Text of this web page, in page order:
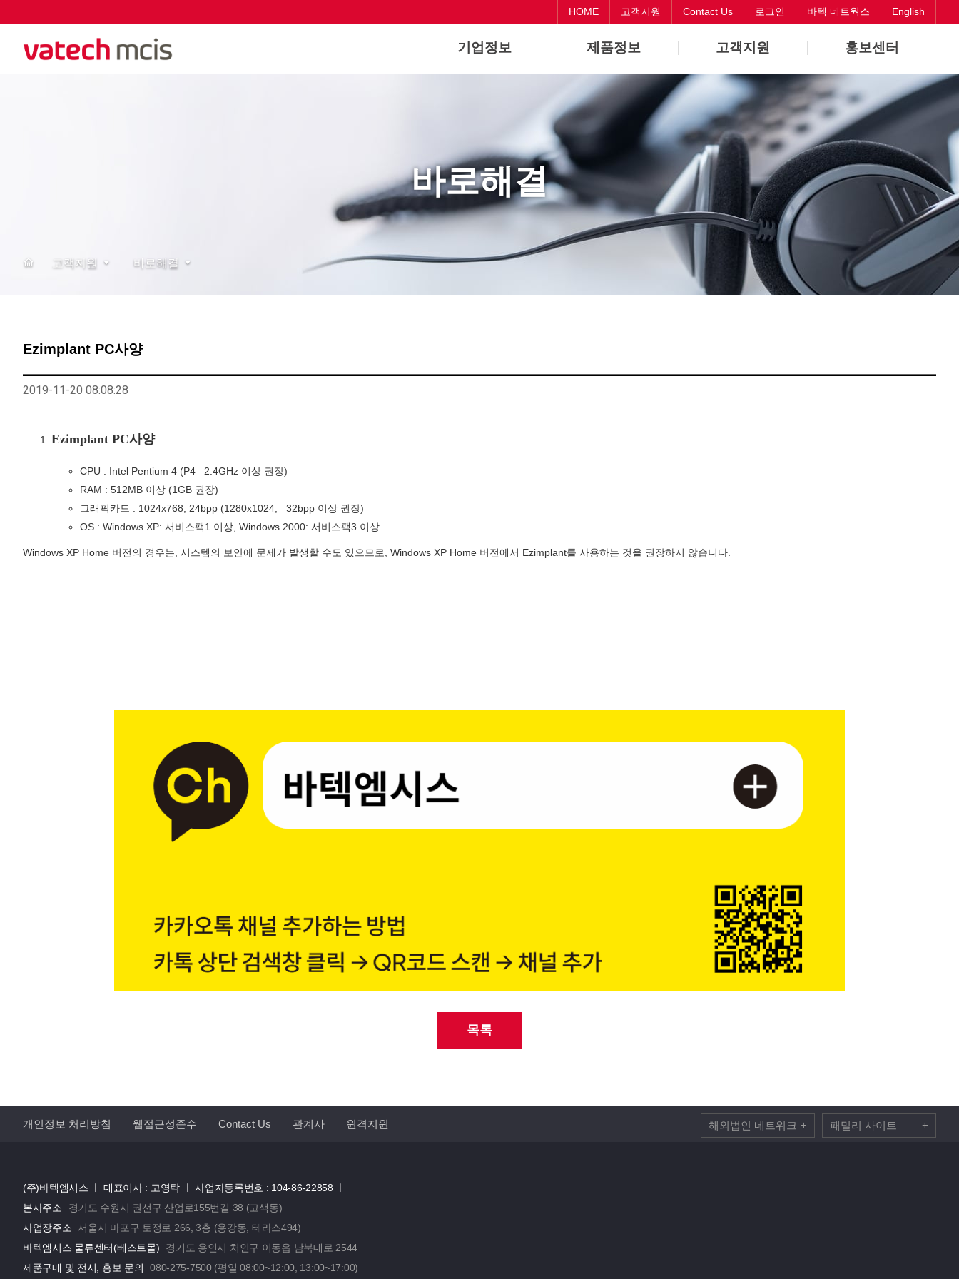
HOME 고객지원 Contact Us 로그인 바텍 네트웍스 English
기업정보
기업연혁
제품정보
Dental
Medical
고객지원
바로해결
원격지원
Contact Us
홍보센터
오시는길
바로해결
고객지원 바로해결
Ezimplant PC사양
2019-11-20 08:08:28
Ezimplant PC사양
CPU : Intel Pentium 4 (P4 2.4GHz 이상 권장)
RAM : 512MB 이상 (1GB 권장)
그래픽카드 : 1024x768, 24bpp (1280x1024, 32bpp 이상 권장)
OS : Windows XP: 서비스팩1 이상, Windows 2000: 서비스팩3 이상
Windows XP Home 버전의 경우는 시스템의 보안에 문제가 발생할 수도 있으므로 , Windows XP Home 버전에서 Ezimplant를 사용하는 것을 권장하지 않습니다
목록
개인정보 처리방침 웹접근성준수 Contact Us 관계사 원격지원 해외법인 네트워크 + 패밀리 사이트 +
(주)바텍엠시스 ㅣ 대표이사 : 고영탁 ㅣ사업자등록번호 : 104-86-22858 ㅣ
본사주소
경기도 수원시 권선구 산업로155번길 38 (고색동)
사업장주소
서울시 마포구 토정로 266, 3층 (용강동, 테라스494)
바텍엠시스 물류센터(베스트몰)
경기도 용인시 처인구 이동읍 남북대로 2544
제품구매 및 전시, 홍보 문의
080-275-7500 (평일 08:00~12:00, 13:00~17:00)